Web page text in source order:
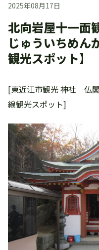
2025年08月17日
北向岩屋十一面
じゅういちめん
観光スポット】
[東近江市観光 神社 仏
線観光スポット]